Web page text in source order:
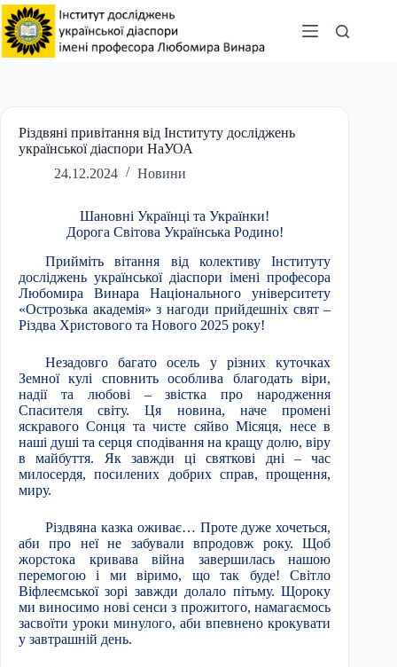
Перейти
до
вмісту
Різдвяні привітання від Інституту досліджень
української діаспори НаУОА
24.12.2024
Новини
Шановні Українці та Українки!
Дорога Світова Українська Родино!
Прийміть вітання від колективу Інституту
досліджень української діаспори імені професора
Любомира Винара Національного університету
«Острозька академія» з нагоди прийдешніх свят –
Різдва Христового та Нового 2025 року!
Незадовго багато осель у різних куточках
Земної кулі сповнить особлива благодать віри,
надії та любові – звістка про народження
Спасителя світу. Ця новина, наче промені
яскравого Сонця та чисте сяйво Місяця, несе в
наші душі та серця сподівання на кращу долю, віру
в майбуття. Як завжди ці святкові дні – час
милосердя, посилених добрих справ, прощення,
миру.
Різдвяна казка оживає… Проте дуже хочеться,
аби про неї не забували впродовж року. Щоб
жорстока кривава війна завершилась нашою
перемогою і ми віримо, що так буде! Світло
Віфлеємської зорі завжди долало пітьму. Щороку
ми виносимо нові сенси з прожитого, намагаємось
засвоїти уроки минулого, аби впевнено крокувати
у завтрашній день.